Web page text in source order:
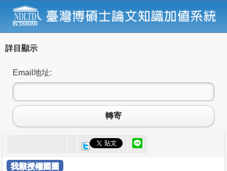
詳目顯示
Email地址:
轉寄
我願授權國圖